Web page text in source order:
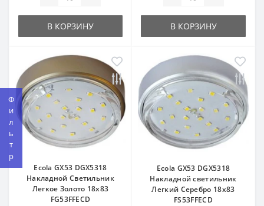
Фильтр
В КОРЗИНУ В КОРЗИНУ
Ecola GX53 DGX5318
Накладной Светильник
Легкое Золото 18x83
FG53FFECD
Ecola GX53 DGX5318
Накладной светильник
Легкий Серебро 18x83
FS53FFECD